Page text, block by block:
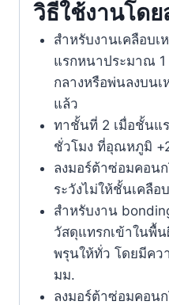
วิธีใช้งานโดย
สำหรับงานเคลือบ
แรกหนาประมาณ
กลางหรือพ่นลงบน
แล้ว
ทาชั้นที่ 2 เมื่อชั้นแ
ชั่วโมง ที่อุณหภูมิ
ลงมอร์ต้าซ่อมคอน
ระวังไม่ให้ชั้นเคลื
สำหรับงาน
วัสดุแทรกเข้าในพื้น
พรุนให้ทั่ว โดยมีค
มม.
ลงมอร์ต้าซ่อมคอน